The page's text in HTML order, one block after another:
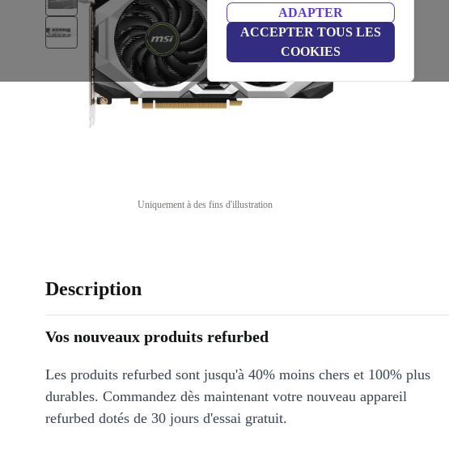
ADAPTER
ACCEPTER TOUS LES
COOKIES
Uniquement à des fins d'illustration
Description
Vos nouveaux produits refurbed
Les produits refurbed sont jusqu'à 40% moins chers et 100% plus
durables. Commandez dès maintenant votre nouveau appareil
refurbed dotés de 30 jours d'essai gratuit.